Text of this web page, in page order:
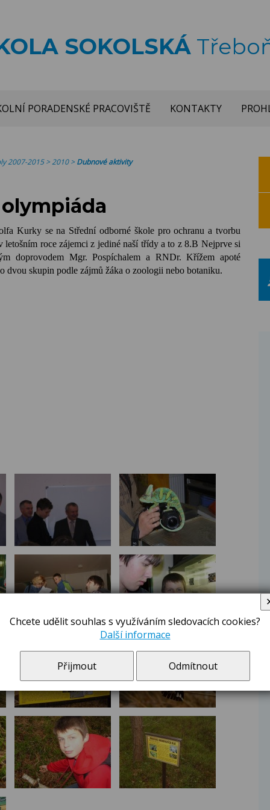
SOKOLSKÁ
PORADENSKÉ PRACOVIŠTĚ KONTAKTY
2007-2015>2010>Dubnové aktivity
Kurky se na Střední odborné škole pro ochranu a tvorbu
roce zájemci z jediné naší třídy a to z 8.B Nejprve si
doprovodem Mgr. Pospíchalem a RNDr. Křížem apoté
dvou skupin podle zájmů žáka o zoologii nebo botaniku.
Chcete udělit souhlas s využíváním sledovacích cookies?
Další informace
Přijmout Odmítnout